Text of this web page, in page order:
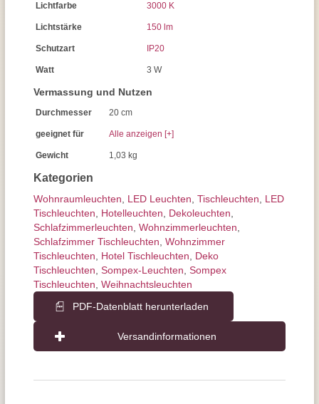
Kategorien
Wohnraum­leuchten LED Leuchten Tisch­leuchten
LED
Tischleuchten
Hotelleuchten Dekoleuchten
Schlafzimmer­leuchten Wohnzimmer­leuchten
Schlafzimmer Tischleuchten Wohnzimmer
Tischleuchten
Hotel Tischleuchten
Deko
Tischleuchten Sompex-Leuchten Sompex
Tischleuchten Weihnachtsleuchten
PDF-Datenblatt herunterladen
Versandinformationen
Lichtfarbe 3000 K
Lichtstärke 150 lm
Schutzart IP20
Watt 3 W
Vermassung und Nutzen
Durchmesser 20 cm
geeignet für Alle anzeigen [+]
Gewicht 1,03 kg